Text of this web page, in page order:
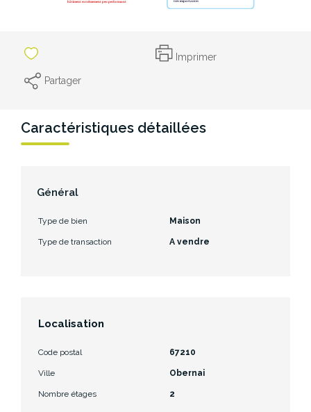
Imprimer
Partager
Caractéristiques détaillées
Général
Type de bien Maison
Type de transaction A vendre
Localisation
Code postal 67210
Ville Obernai
Nombre étages 2